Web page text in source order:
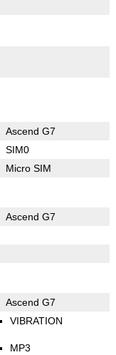
Ascend G7
SIM0
Micro SIM
Ascend G7
Ascend G7
VIBRATION
MP3